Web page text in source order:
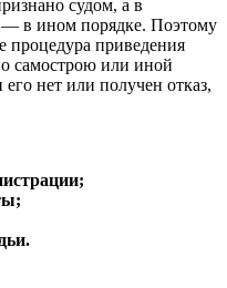
судом, а в
— в ином порядке. Поэтому
процедура приведения
самострою или иной
нет или получен отказ,